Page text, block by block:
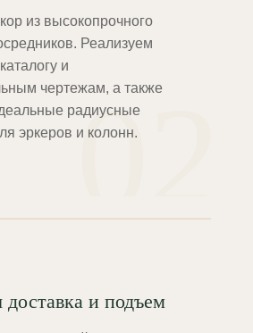
02
из высокопрочного
Реализуем
и
чертежам, а также
радиусные
эркеров и колонн.
доставка и подъем